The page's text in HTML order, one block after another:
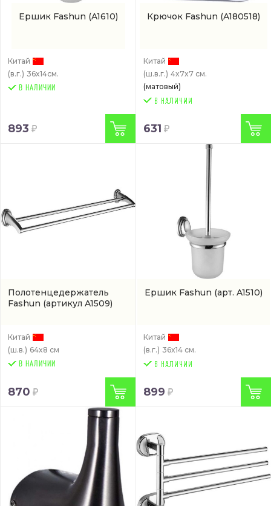
Ершик Fashun (A1610)
Китай
(в.г.) 36x14см.
В НАЛИЧИИ
893
Крючок Fashun (A180518)
Китай
(ш.в.г.) 4x7x7 см.
(матовый)
631
Полотенцедержатель
Fashun (артикул A1509)
Китай
(ш.в.) 64x8 см
В НАЛИЧИИ
870
Ершик Fashun (арт. A1510)
Китай
(в.г.) 36x14 см.
899